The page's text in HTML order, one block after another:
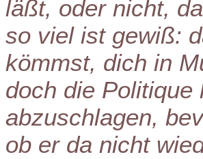
läßt, oder nicht,
so viel ist gewiß:
kömmst, dich in
doch die Politique
abzuschlagen,
ob er da nicht